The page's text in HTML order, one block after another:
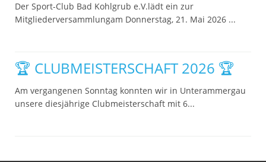
Der Sport-Club Bad Kohlgrub e.V.lädt ein zur
Mitgliederversammlungam Donnerstag, 21. Mai 2026 ...
🏆 CLUBMEISTERSCHAFT 2026 🏆
Am vergangenen Sonntag konnten wir in Unterammergau
unsere diesjährige Clubmeisterschaft mit 6...